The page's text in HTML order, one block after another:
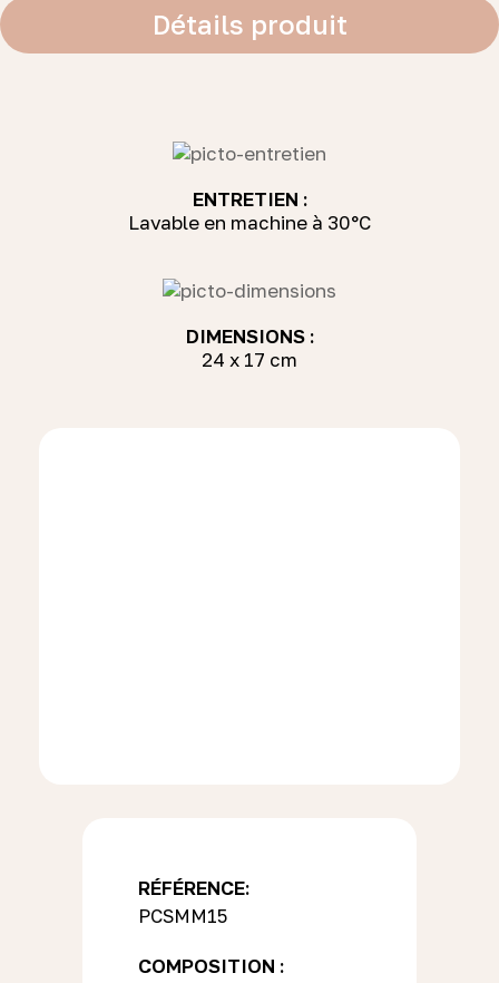
Détails produit
ENTRETIEN :
Lavable en machine à 30°C
DIMENSIONS :
24 x 17 cm
RÉFÉRENCE:
PCSMM15
COMPOSITION :